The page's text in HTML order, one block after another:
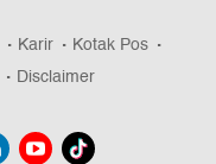
Karir
Kotak Pos
Disclaimer